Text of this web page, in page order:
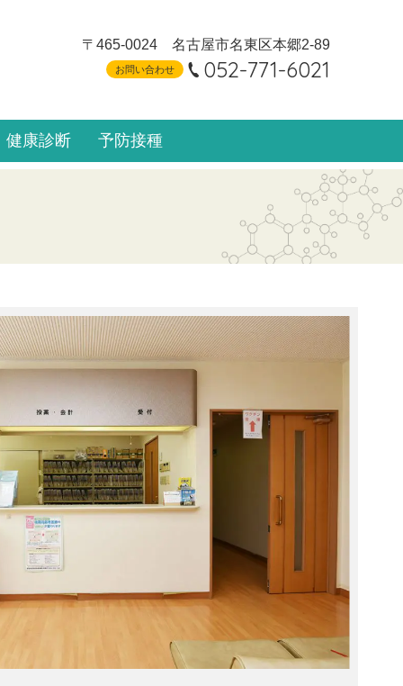
〒465-0024 名古屋市名東区本郷2-89
お問い合わせ 052-771-6021
健康診断 予防接種